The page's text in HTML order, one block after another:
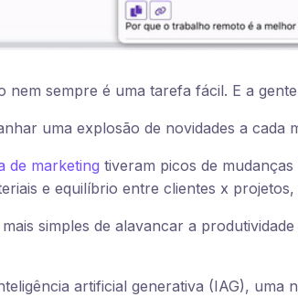
sempre é uma tarefa fácil. E a
uma explosão de novidades a cada
de marketing tiveram picos de
e equilíbrio entre clientes x projetos,
simples de alavancar a
artificial generativa (IAG), uma